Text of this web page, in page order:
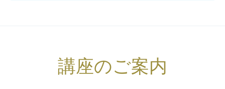
講座のご案内